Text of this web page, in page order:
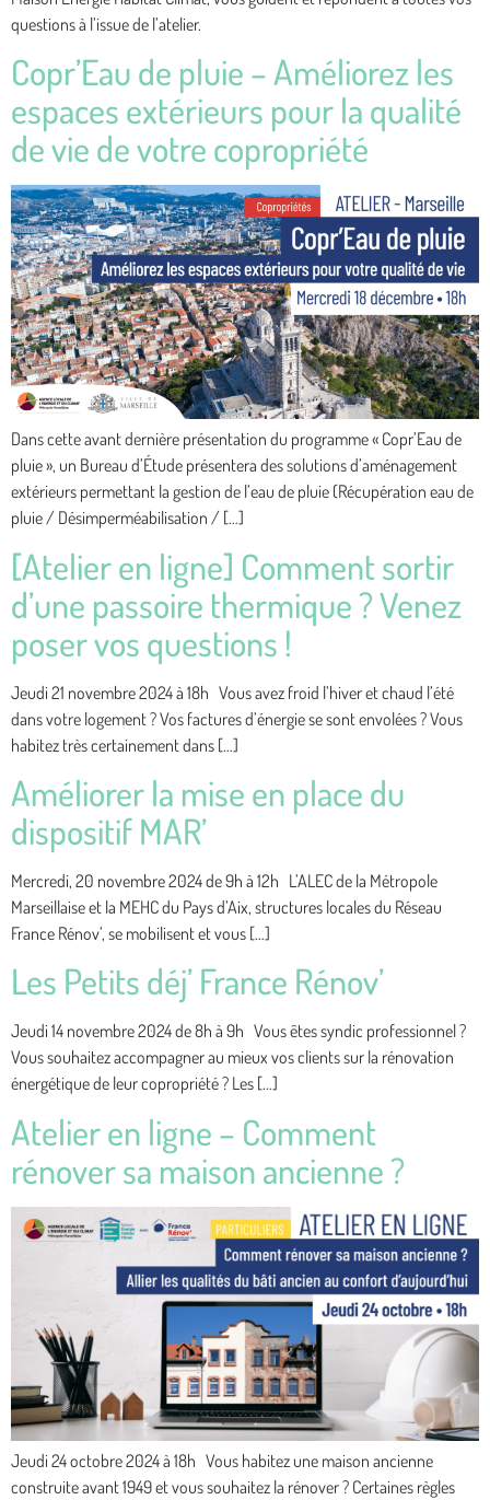
questions à l’issue de l’atelier.
Copr’Eau de pluie – Améliorez les
espaces extérieurs pour la qualité
de vie de votre copropriété
Dans cette avant dernière présentation du programme « Copr’Eau de
pluie », un Bureau d’Étude présentera des solutions d’aménagement
extérieurs permettant la gestion de l’eau de pluie (Récupération eau de
pluie / Désimperméabilisation / […]
[Atelier en ligne] Comment sortir
d’une passoire thermique ? Venez
poser vos questions !
Jeudi 21 novembre 2024 à 18h Vous avez froid l’hiver et chaud l’été
dans votre logement ? Vos factures d’énergie se sont envolées ? Vous
habitez très certainement dans […]
Améliorer la mise en place du
dispositif MAR’
Mercredi, 20 novembre 2024 de 9h à 12h L’ALEC de la Métropole
Marseillaise et la MEHC du Pays d’Aix, structures locales du Réseau
France Rénov’, se mobilisent et vous […]
Les Petits déj’ France Rénov’
Jeudi 14 novembre 2024 de 8h à 9h Vous êtes syndic professionnel ?
Vous souhaitez accompagner au mieux vos clients sur la rénovation
énergétique de leur copropriété ? Les […]
Atelier en ligne – Comment
rénover sa maison ancienne ?
Jeudi 24 octobre 2024 à 18h Vous habitez une maison ancienne
construite avant 1949 et vous souhaitez la rénover ? Certaines règles